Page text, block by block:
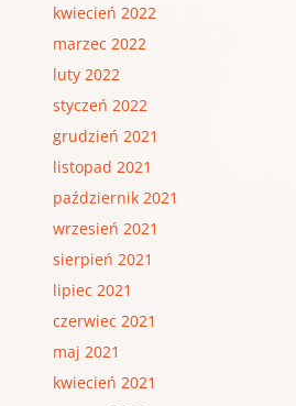
kwiecień 2022
marzec 2022
luty 2022
styczeń 2022
grudzień 2021
listopad 2021
październik 2021
wrzesień 2021
sierpień 2021
lipiec 2021
czerwiec 2021
maj 2021
kwiecień 2021